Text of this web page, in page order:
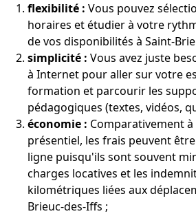
flexibilité : Vous pouvez
horaires et étudier à votre
de vos disponibilités à Saint-
simplicité : Vous avez juste
à Internet pour aller sur votre
formation et parcourir les
pédagogiques (textes, vidéos,
économie : Comparativement
présentiel, les frais peuvent
ligne puisqu'ils sont souvent
charges locatives et les
kilométriques liées aux
Brieuc-des-Iffs ;